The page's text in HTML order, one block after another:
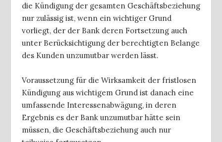
die Kündigung der gesamten Geschäftsbeziehung
nur zulässig ist, wenn ein wichtiger Grund
vorliegt, der der Bank deren Fortsetzung auch
unter Berücksichtigung der berechtigten Belange
des Kunden unzumutbar werden lässt.
Voraussetzung für die Wirksamkeit der fristlosen
Kündigung aus wichtigem Grund ist danach eine
umfassende Interessenabwägung, in deren
Ergebnis es der Bank unzumutbar hätte sein
müssen, die Geschäftsbeziehung auch nur